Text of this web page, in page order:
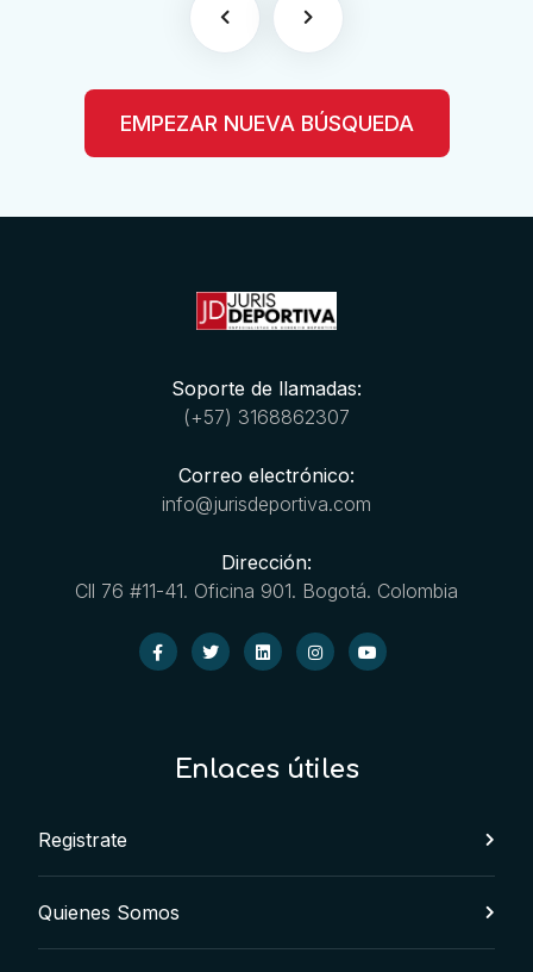
EMPEZAR NUEVA BÚSQUEDA
Soporte de llamadas:
(+57) 3168862307
Correo electrónico:
info@jurisdeportiva.com
Dirección:
Cll 76 #11-41. Oficina 901. Bogotá. Colombia
Enlaces útiles
Registrate
Quienes Somos